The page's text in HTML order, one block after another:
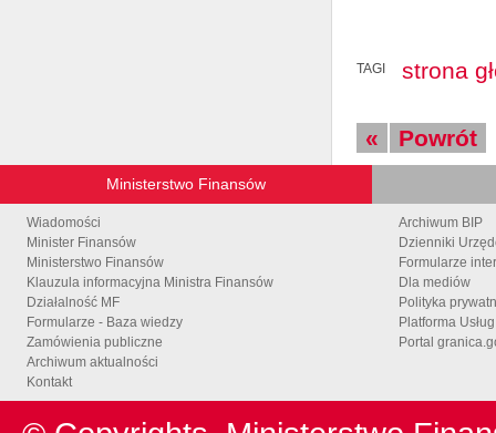
TAGI strona
« Powrót
Ministerstwo Finansów
Wiadomości
Minister Finansów
Ministerstwo Finansów
Klauzula informacyjna Ministra Finansów
Działalność MF
Formularze - Baza wiedzy
Zamówienia publiczne
Archiwum aktualności
Kontakt
Archiwum BIP
Dzienniki
Formularze
Dla mediów
Polityka
Platforma
Portal